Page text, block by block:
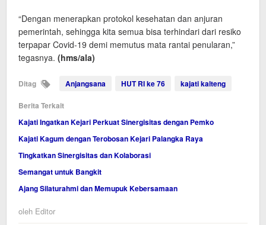
“Dengan menerapkan protokol kesehatan dan anjuran
pemerintah, sehingga kita semua bisa terhindari dari resiko
terpapar Covid-19 demi memutus mata rantai penularan,”
tegasnya. (hms/ala)
Ditag Anjangsana HUT RI ke 76 kajati kalteng
Berita Terkait
Kajati Ingatkan Kejari Perkuat Sinergisitas dengan Pemko
Kajati Kagum dengan Terobosan Kejari Palangka Raya
Tingkatkan Sinergisitas dan Kolaborasi
Semangat untuk Bangkit
Ajang Silaturahmi dan Memupuk Kebersamaan
oleh Editor